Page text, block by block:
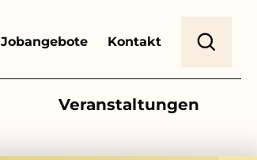
Jobangebote Kontakt
Veranstaltungen